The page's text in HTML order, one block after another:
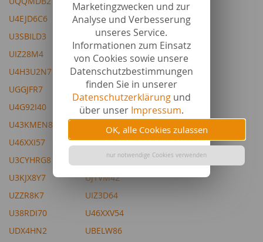
Marketingzwecken und zur
Analyse und Verbesserung
unseres Service.
Informationen zum Einsatz
von Cookies sowie unsere
Datenschutzbestimmungen
finden Sie in unserer
Datenschutzerklärungund
über unser Impressum.
OK, alle Cookies zulassen
nur notwendige Cookies verwenden
U4EJD6C6
U3SBILD3
UIZ28M4
U4H3U2N7
UGGJFR7
U47SREP4
U4DPJBX2
U42QSS30
U3PS3987
U45AALY5
U3UU26N2
U4AC9J89
U4JLCJV6
UBELHA7
U4AC9KA4
U4G92I40
U43KMEN8
U46XXI57
U3CYHRG8
U3KJX8Y7
UZZR8K7
U38RDI70
UDX4HN2
U3PS3UK5
U4CUQPI7
UP2ZWR6
U34J9CB8
UJTVM42
UIZ3D64
U46XXV54
UBELW86